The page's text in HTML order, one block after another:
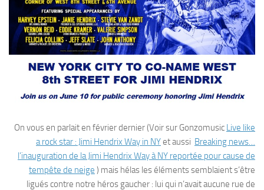
On vous en parlait en février dernier (Voir sur Gonzomusic Live like
a rock star : Jimi Hendrix Way in NYet aussi Breaking news…
l’inauguration de la Jimi Hendrix Way à NY reportée pour cause de
tempête de neige ) mais hélas les éléments semblaient s’être
ligués contre notre héros gaucher : lui qui n’avait aucune rue de